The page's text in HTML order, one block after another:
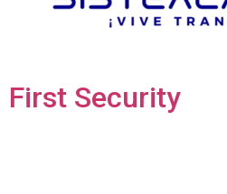
First Security